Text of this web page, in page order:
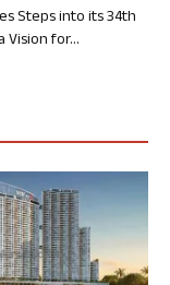
Steps into its 34th
Vision for...